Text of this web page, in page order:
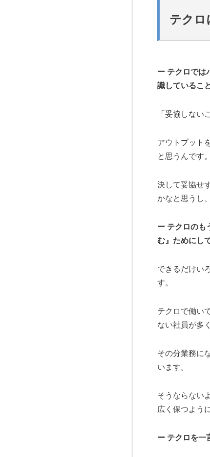
テクロ
ー テクロでは
識しているこ
「妥協しない
アウトプット
と思うんです
決して妥協せ
かなと思うし
ー テクロのも
む』ためにし
できるだけい
す。
テクロで働い
ない社員が多
その分業務に
います。
そうならない
広く保つよう
ー テクロを一